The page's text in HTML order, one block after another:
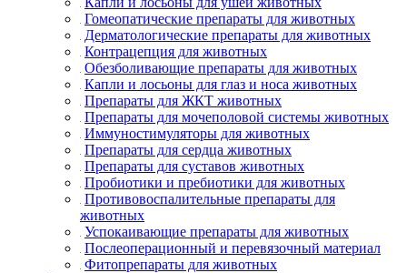
Гомеопатические препараты для животных
Дерматологические препараты для животных
Контрацепция для животных
Обезболивающие препараты для животных
Капли и лосьоны для глаз и носа животных
Препараты для ЖКТ животных
Препараты для мочеполовой системы животных
Иммуностимуляторы для животных
Препараты для сердца животных
Препараты для суставов животных
Пробиотики и пребиотики для животных
Противовоспалительные препараты для
животных
Успокаивающие препараты для животных
Послеоперационный и перевязочный материал
Фитопрепараты для животных